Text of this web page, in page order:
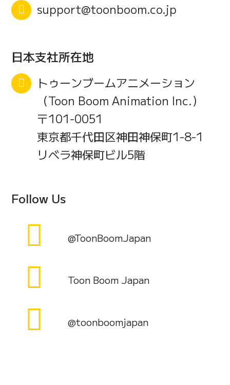
support@toonboom.co.jp
日本支社所在地
トゥーンブームアニメーション
（Toon Boom Animation Inc.）
〒101-0051
東京都千代田区神田神保町1-8-1
リベラ神保町ビル5階
Follow Us
@ToonBoomJapan
Toon Boom Japan
@toonboomjapan